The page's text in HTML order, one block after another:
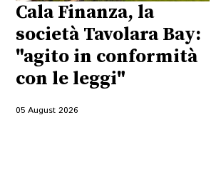
Cala Finanza, la
società Tavolara Bay:
"agito in conformità
con le leggi"
05 August 2026